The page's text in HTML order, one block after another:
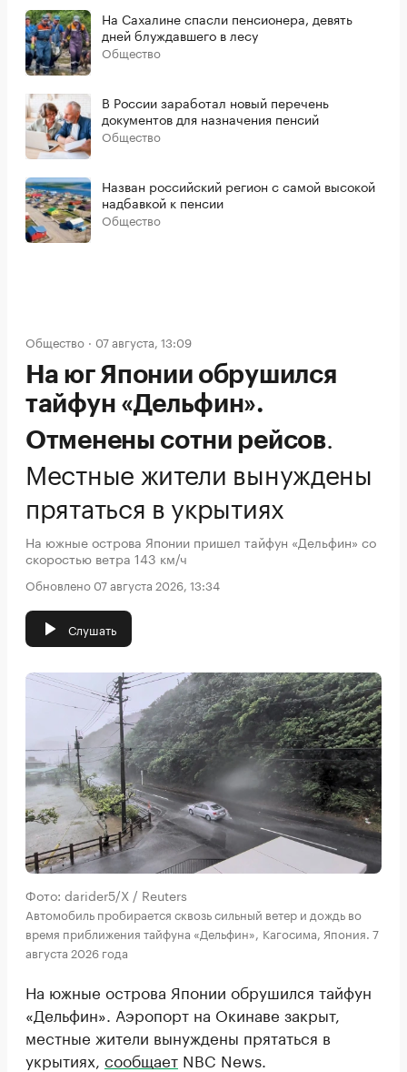
На Сахалине спасли пенсионера, девять
дней блуждавшего в лесу
Общество
В России заработал новый перечень
документов для назначения пенсий
Общество
Назван российский регион с самой высокой
надбавкой к пенсии
Общество
Общество 07 августа, 13:09
На юг Японии обрушился
тайфун «Дельфин».
Отменены сотни рейсов.
Местные жители вынуждены
прятаться в укрытиях
На южные острова Японии пришел тайфун «Дельфин» со
скоростью ветра 143 км/ч
Обновлено 07 августа 2026, 13:34
Слушать
Фото: darider5/X / Reuters
Автомобиль пробирается сквозь сильный ветер и дождь во
время приближения тайфуна «Дельфин», Кагосима, Япония. 7
августа 2026 года
На южные острова Японии обрушился тайфун
«Дельфин». Аэропорт на Окинаве закрыт,
местные жители вынуждены прятаться в
укрытиях, сообщает NBC News.